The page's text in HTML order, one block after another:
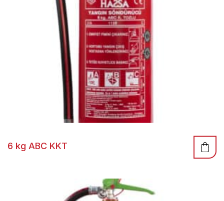
6 kg ABC KKT